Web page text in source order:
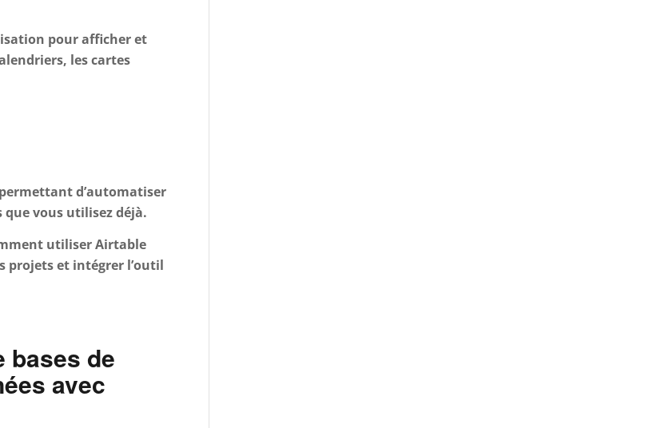
pour afficher et
les cartes
d’automatiser
que vous utilisez déjà.
utiliser Airtable
projets et intégrer l’outil
bases de
avec